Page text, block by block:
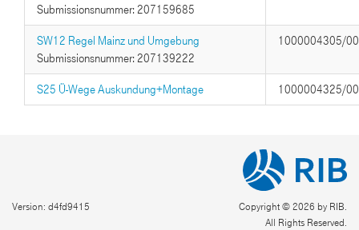
Submissionsnummer: 207159685
SW12 Regel Mainz und Umgebung
Submissionsnummer: 207139222
1000004305/
S25 Ü-Wege Auskundung+Montage 1000004325/
Version: d4fd9415
Copyright © 2026 by RIB.
All Rights Reserved.